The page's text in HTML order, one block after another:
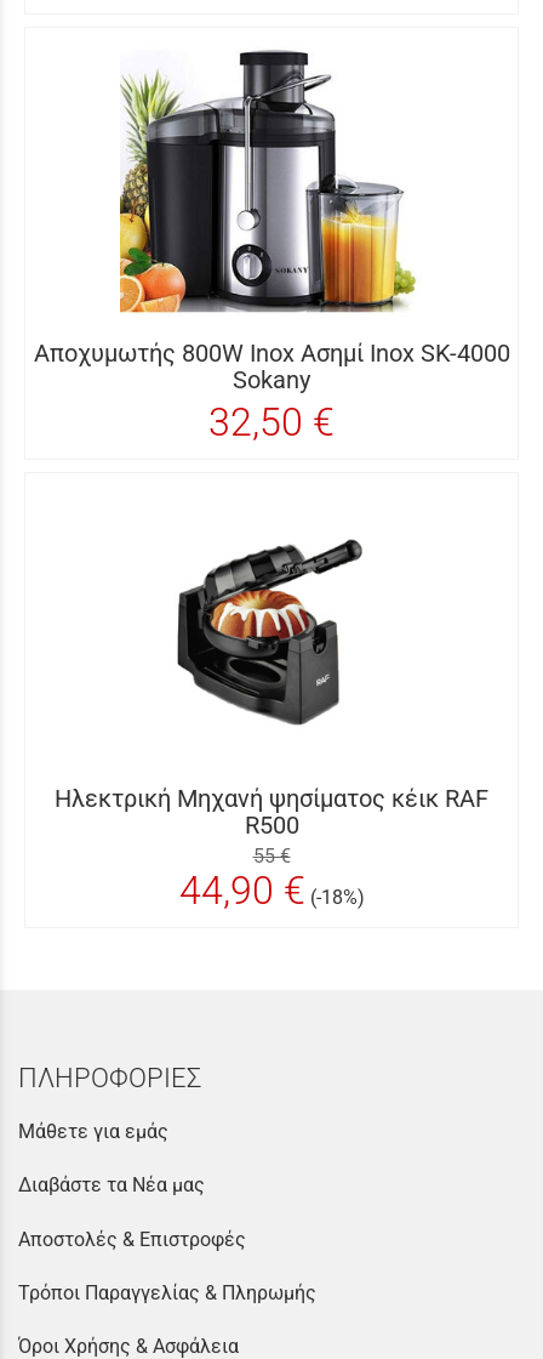
Αποχυμωτής 800W Inox Ασημί Inox SK-4000
Sokany
32,50 €
Ηλεκτρική Μηχανή ψησίματος κέικ RAF
R500
55 €
44,90 € (-18%)
ΠΛΗΡΟΦΟΡΙΕΣ
Μάθετε για εμάς
Διαβάστε τα Νέα μας
Αποστολές & Επιστροφές
Τρόποι Παραγγελίας & Πληρωμής
Όροι Χρήσης & Ασφάλεια